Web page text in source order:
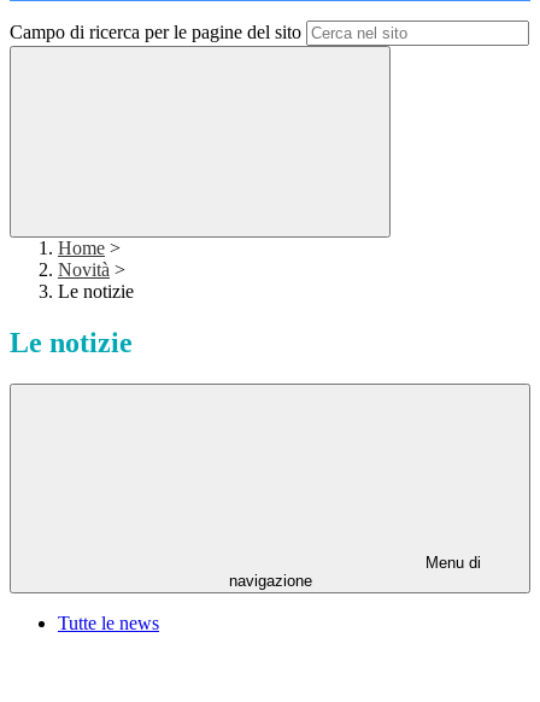
Campo di ricerca per le pagine del sito
Home >
Novità >
Le notizie
Le notizie
Menu di
navigazione
Tutte le news